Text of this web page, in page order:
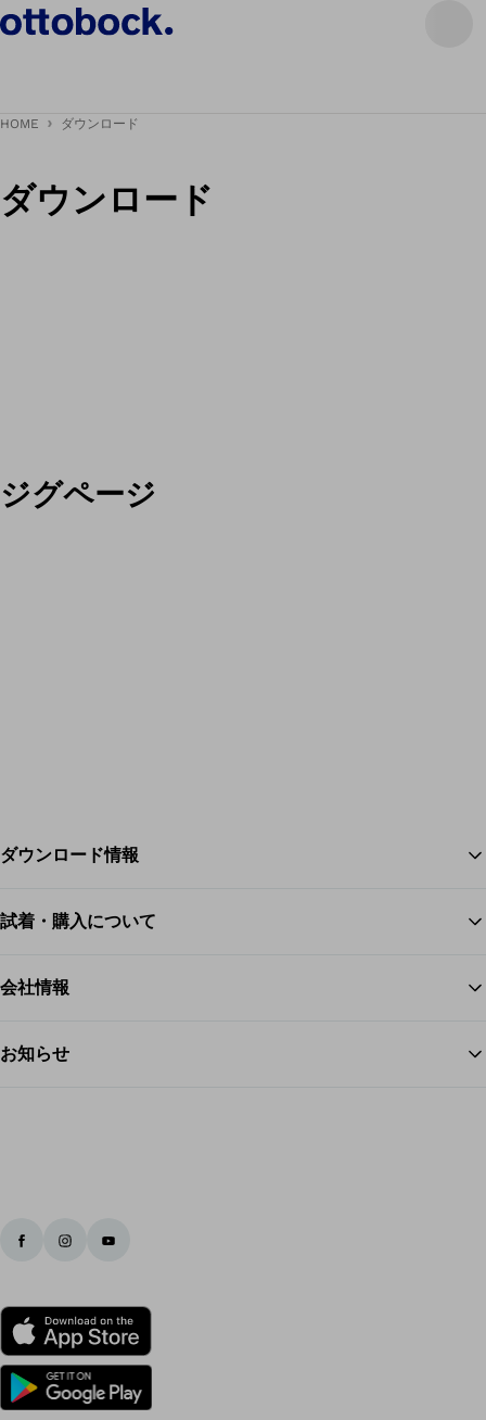
HOME ダウンロード
ダウンロード
ジグページ
ダウンロード情報
試着・購入について
会社情報
お知らせ